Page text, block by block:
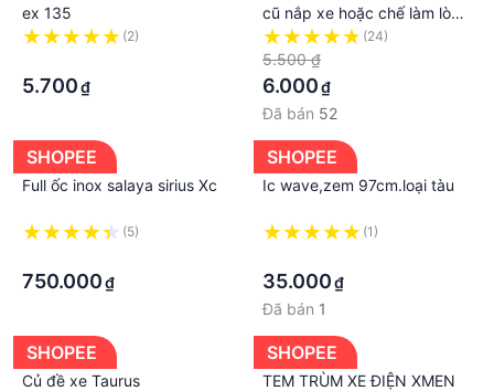
ex 135
(2)
5.700₫
cũ nắp xe hoặc chế làm lò
nướng thịt tự động
(24)
5.500 ₫
6.000₫
Đã bán 52
SHOPEE
Full ốc inox salaya sirius Xc
(5)
750.000₫
SHOPEE
Ic wave,zem 97cm.loại tàu
(1)
35.000₫
Đã bán 1
SHOPEE
Củ đề xe Taurus
SHOPEE
TEM TRÙM XE ĐIỆN XMEN